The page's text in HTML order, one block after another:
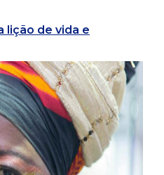
lição de vida e